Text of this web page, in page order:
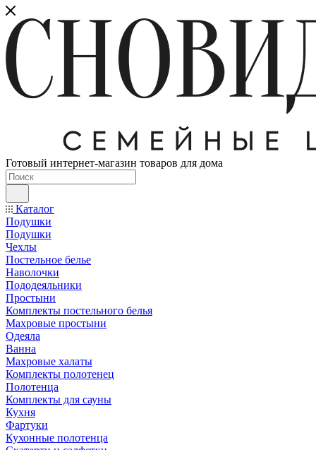
Готовый интернет-магазин товаров для дома
Каталог
Подушки
Подушки
Чехлы
Постельное белье
Наволочки
Пододеяльники
Простыни
Комплекты постельного белья
Махровые простыни
Одеяла
Ванна
Махровые халаты
Комплекты полотенец
Полотенца
Комплекты для сауны
Кухня
Фартуки
Кухонные полотенца